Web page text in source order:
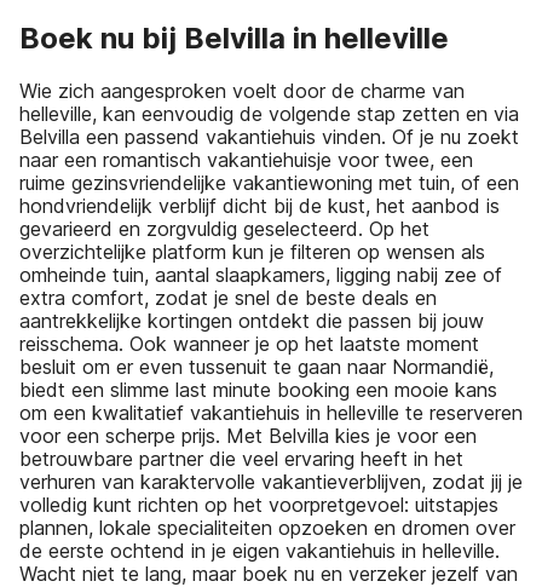
Boek nu bij Belvilla in helleville
Wie zich aangesproken voelt door de charme van
helleville, kan eenvoudig de volgende stap zetten en via
Belvilla een passend vakantiehuis vinden. Of je nu zoekt
naar een romantisch vakantiehuisje voor twee, een
ruime gezinsvriendelijke vakantiewoning met tuin, of een
hondvriendelijk verblijf dicht bij de kust, het aanbod is
gevarieerd en zorgvuldig geselecteerd. Op het
overzichtelijke platform kun je filteren op wensen als
omheinde tuin, aantal slaapkamers, ligging nabij zee of
extra comfort, zodat je snel de beste deals en
aantrekkelijke kortingen ontdekt die passen bij jouw
reisschema. Ook wanneer je op het laatste moment
besluit om er even tussenuit te gaan naar Normandië,
biedt een slimme last minute booking een mooie kans
om een kwalitatief vakantiehuis in helleville te reserveren
voor een scherpe prijs. Met Belvilla kies je voor een
betrouwbare partner die veel ervaring heeft in het
verhuren van karaktervolle vakantieverblijven, zodat jij je
volledig kunt richten op het voorpretgevoel: uitstapjes
plannen, lokale specialiteiten opzoeken en dromen over
de eerste ochtend in je eigen vakantiehuis in helleville.
Wacht niet te lang, maar boek nu en verzeker jezelf van